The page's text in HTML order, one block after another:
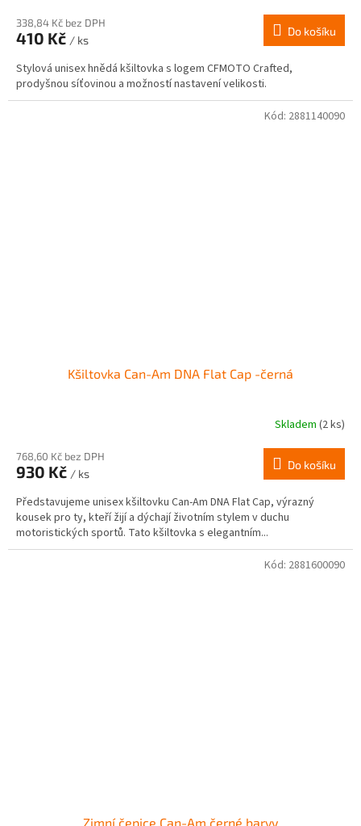
338,84 Kč bez DPH
410 Kč / ks
Do košíku
Stylová unisex hnědá kšiltovka s logem CFMOTO Crafted,
prodyšnou síťovinou a možností nastavení velikosti.
Kšiltovka Can-Am DNA Flat Cap -černá
Skladem (2 ks)
768,60 Kč bez DPH
930 Kč / ks
Do košíku
Představujeme unisex kšiltovku Can-Am DNA Flat Cap, výrazný
kousek pro ty, kteří žijí a dýchají životním stylem v duchu
motoristických sportů. Tato kšiltovka s elegantním...
Kód: 2881140090
Zimní čepice Can-Am černé barvy
Kód: 2881600090